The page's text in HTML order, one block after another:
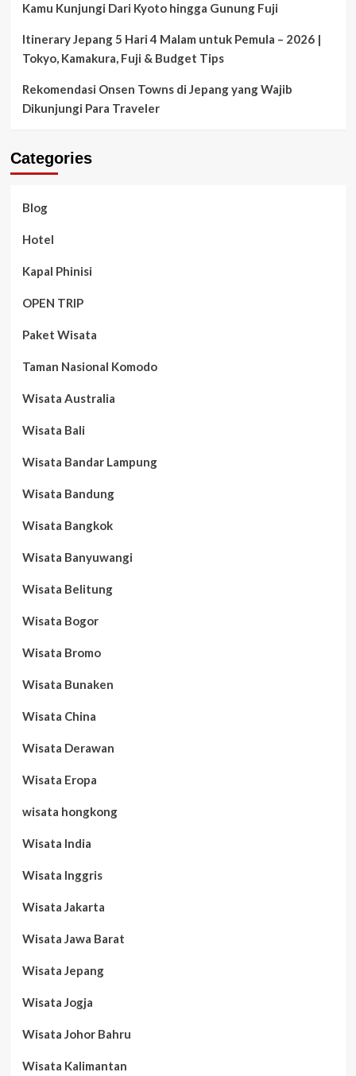
Kamu Kunjungi Dari Kyoto hingga Gunung Fuji
Itinerary Jepang 5 Hari 4 Malam untuk Pemula – 2026 |
Tokyo, Kamakura, Fuji & Budget Tips
Rekomendasi Onsen Towns di Jepang yang Wajib
Dikunjungi Para Traveler
Categories
Blog
Hotel
Kapal Phinisi
OPEN TRIP
Paket Wisata
Taman Nasional Komodo
Wisata Australia
Wisata Bali
Wisata Bandar Lampung
Wisata Bandung
Wisata Bangkok
Wisata Banyuwangi
Wisata Belitung
Wisata Bogor
Wisata Bromo
Wisata Bunaken
Wisata China
Wisata Derawan
Wisata Eropa
wisata hongkong
Wisata India
Wisata Inggris
Wisata Jakarta
Wisata Jawa Barat
Wisata Jepang
Wisata Jogja
Wisata Johor Bahru
Wisata Kalimantan